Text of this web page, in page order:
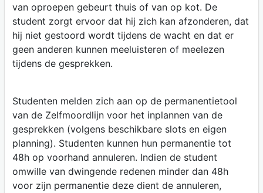
van oproepen gebeurt thuis of van op kot. De
student zorgt ervoor dat hij zich kan afzonderen, dat
hij niet gestoord wordt tijdens de wacht en dat er
geen anderen kunnen meeluisteren of meelezen
tijdens de gesprekken.
Studenten melden zich aan op de permanentietool
van de Zelfmoordlijn voor het inplannen van de
gesprekken (volgens beschikbare slots en eigen
planning). Studenten kunnen hun permanentie tot
48h op voorhand annuleren. Indien de student
omwille van dwingende redenen minder dan 48h
voor zijn permanentie deze dient de annuleren,